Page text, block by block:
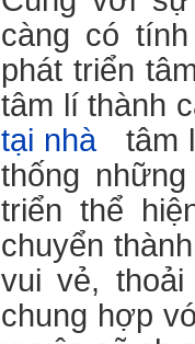
càng có
phát triển
tâm lí thành
tại nhà
tâm
thống
triển thể
chuyển
vui vẻ,
chung hợp